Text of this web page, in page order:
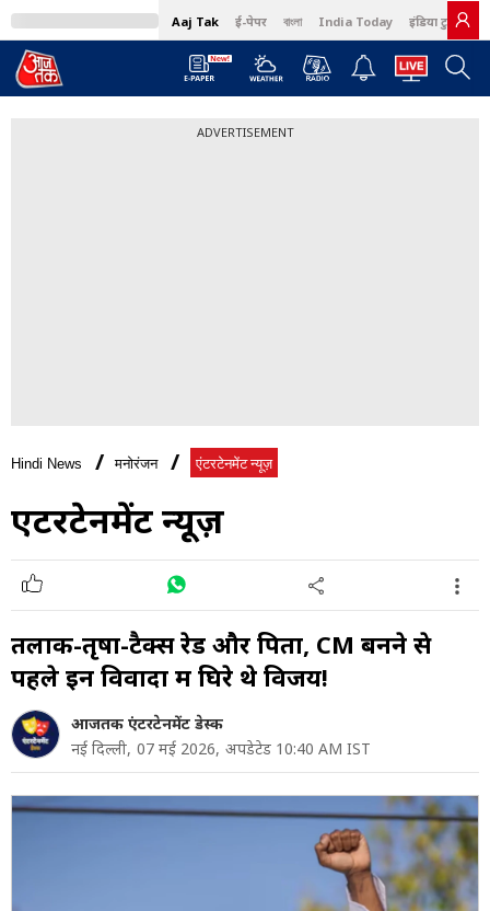
Aaj Tak ई-पेपर বাংলা India Today इंडिया टुडे हिंदी
ADVERTISEMENT
Hindi News मनोरंजन एंटरटेनमेंट न्यूज़
एंटरटेनमेंट न्यूज़
तलाक-तृषा-टैक्स रेड और पिता, CM बनने से
पहले इन विवादों में घिरे थे विजय!
आजतक एंटरटेनमेंट डेस्क
नई दिल्ली, 07 मई 2026, अपडेटेड 10:40 AM IST